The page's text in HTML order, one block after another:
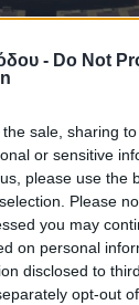
- Do Not
sale, sharing
or sensitive
please use the
Please
you may
on personal
disclosed to
opt-out
Έσχες.
στον
η
πρόσωπα
για
εννέα ...